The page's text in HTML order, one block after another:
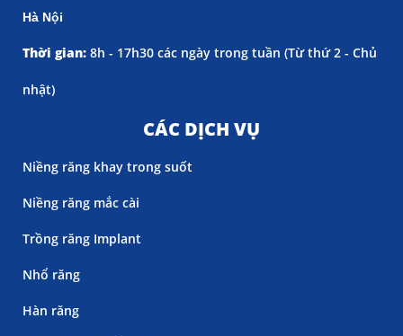
Hà Nội
Thời gian: 8h - 17h30 các ngày trong tuần (Từ thứ 2 - Chủ
nhật)
CÁC DỊCH VỤ
Niềng răng khay trong suốt
Niềng răng mắc cài
Trồng răng Implant
Nhổ răng
Hàn răng